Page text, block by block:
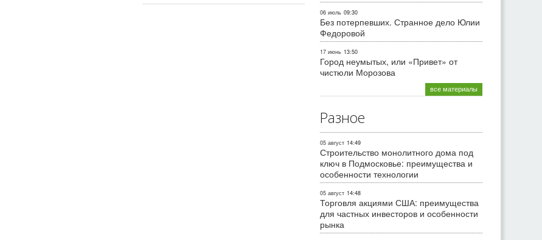
06 июль 09:30
Без потерпевших. Странное дело Юлии
Федоровой
17 июнь 13:50
Город неумытых, или «Привет» от
чистюли Морозова
все материалы
Разное
05 август 14:49
Строительство монолитного дома под
ключ в Подмосковье: преимущества и
особенности технологии
05 август 14:48
Торговля акциями США: преимущества
для частных инвесторов и особенности
рынка